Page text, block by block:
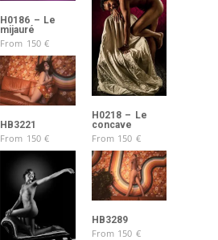
H0186 – Le
mijauré
From 150€
H0218 – Le
concave
From 150 €
HB3221
From 150€
HB3289
From 150 €